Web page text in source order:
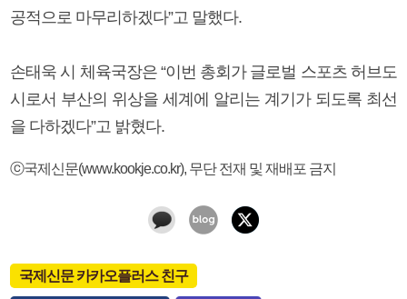
공적으로 마무리하겠다”고 말했다.
손태욱 시 체육국장은 “이번 총회가 글로벌 스포츠 허브도
시로서 부산의 위상을 세계에 알리는 계기가 되도록 최선
을 다하겠다”고 밝혔다.
ⓒ국제신문(www.kookje.co.kr), 무단 전재 및 재배포 금지
국제신문 카카오플러스 친구